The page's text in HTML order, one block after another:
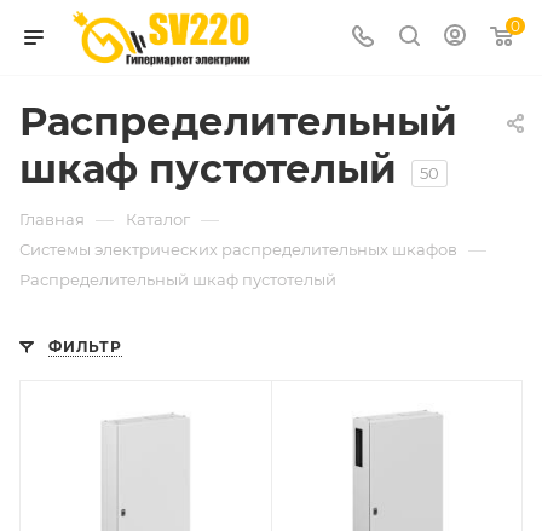
0
Распределительный
шкаф пустотелый
50
Главная — Каталог —
Системы электрических распределительных шкафов —
Распределительный шкаф пустотелый
ФИЛЬТР